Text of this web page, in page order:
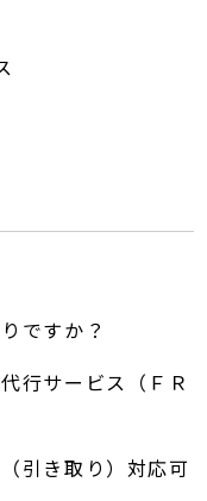
ですか？
行サービス（ＦＲ
引き取り）対応可